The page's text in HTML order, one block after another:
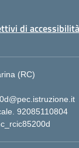
di accessibilità
(RC)
92085110804